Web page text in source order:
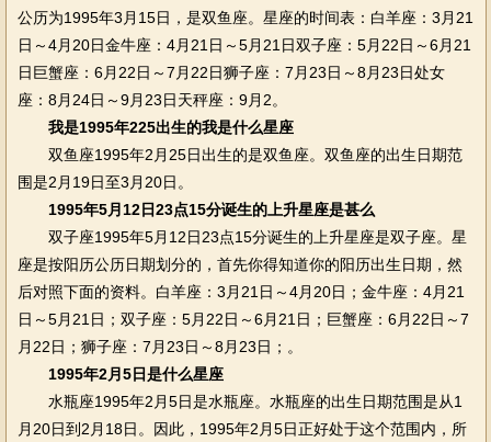
公历为1995年3月15日，是双鱼座。星座的时间表：白羊座：3月21
日～4月20日金牛座：4月21日～5月21日双子座：5月22日～6月21
日巨蟹座：6月22日～7月22日狮子座：7月23日～8月23日处女
座：8月24日～9月23日天秤座：9月2。
我是1995年225出生的我是什么星座
双鱼座1995年2月25日出生的是双鱼座。双鱼座的出生日期范
围是2月19日至3月20日。
1995年5月12日23点15分诞生的上升星座是甚么
双子座1995年5月12日23点15分诞生的上升星座是双子座。星
座是按阳历公历日期划分的，首先你得知道你的阳历出生日期，然
后对照下面的资料。白羊座：3月21日～4月20日；金牛座：4月21
日～5月21日；双子座：5月22日～6月21日；巨蟹座：6月22日～7
月22日；狮子座：7月23日～8月23日；。
1995年2月5日是什么星座
水瓶座1995年2月5日是水瓶座。水瓶座的出生日期范围是从1
月20日到2月18日。因此，1995年2月5日正好处于这个范围内，所